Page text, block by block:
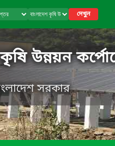
দেখুন
উন্নয়ন
সরকার